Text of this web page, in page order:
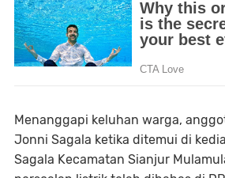
Menanggapi keluhan warga,
Jonni Sagala ketika ditemui di
Sagala Kecamatan Sianjur